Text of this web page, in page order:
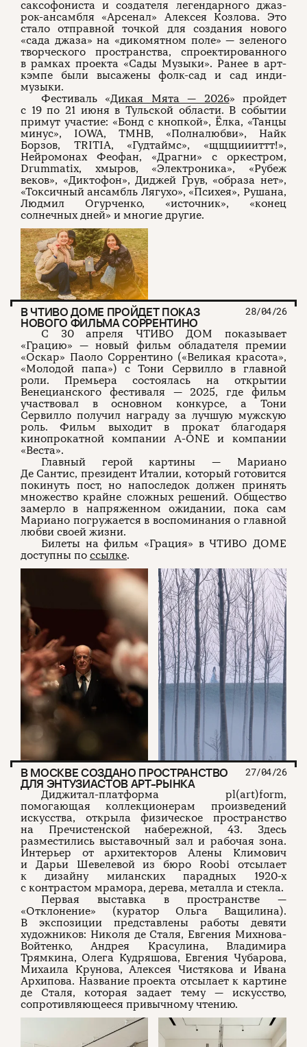
саксофониста и создателя легендарного джаз-
рок-ансамбля «Арсенал» Алексея Козлова. Это
стало отправной точкой для создания нового
«сада джаза» на «дикомятном поле» — зеленого
творческого пространства, спроектированного
в рамках проекта «Сады Музыки». Ранее в арт-
кэмпе были высажены фолк-сад и сад инди-
музыки.
Фестиваль «Дикая Мята — 2026» пройдет
с 19 по 21 июня в Тульской области. В событии
примут участие: «Бонд с кнопкой», Ёлка, «Танцы
минус», IOWA, ТМНВ, «Полналюбви», Найк
Борзов, TRITIA, «Гудтаймс», «щщщиииттт!»,
Нейромонах Феофан, «Драгни» с оркестром,
Drummatix, хмыров, «Электроника», «Рубеж
веков», «Диктофон», Диджей Грув, «образа нет»,
«Токсичный ансамбль Лягухо», «Психея», Рушана,
Людмил Огурченко, «источник», «конец
солнечных дней» и многие другие.
В ЧТИВО ДОМЕ ПРОЙДЕТ ПОКАЗ
НОВОГО ФИЛЬМА СОРРЕНТИНО
28/04/26
С 30 апреля ЧТИВО ДОМ показывает
«Грацию» — новый фильм обладателя премии
«Оскар» Паоло Соррентино («Великая красота»,
«Молодой папа») с Тони Сервилло в главной
роли. Премьера состоялась на открытии
Венецианского фестиваля — 2025, где фильм
участвовал в основном конкурсе, а Тони
Сервилло получил награду за лучшую мужскую
роль. Фильм выходит в прокат благодаря
кинопрокатной компании A-ONE и компании
«Веста».
Главный герой картины — Мариано
Де Сантис, президент Италии, который готовится
покинуть пост, но напоследок должен принять
множество крайне сложных решений. Общество
замерло в напряженном ожидании, пока сам
Мариано погружается в воспоминания о главной
любви своей жизни.
Билеты на фильм «Грация» в ЧТИВО ДОМЕ
доступны по ссылке.
В МОСКВЕ СОЗДАНО ПРОСТРАНСТВО
ДЛЯ ЭНТУЗИАСТОВ АРТ-РЫНКА
27/04/26
Диджитал-платформа pl(art)form,
помогающая коллекционерам произведений
искусства, открыла физическое пространство
на Пречистенской набережной, 43. Здесь
разместились выставочный зал и рабочая зона.
Интерьер от архитекторов Алены Климович
и Дарьи Шевелевой из бюро Roobi отсылает
к дизайну миланских парадных 1920-х
с контрастом мрамора, дерева, металла и стекла.
Первая выставка в пространстве —
«Отклонение» (куратор Ольга Ващилина).
В экспозиции представлены работы девяти
художников: Николя де Сталя, Евгения Михнова-
Войтенко, Андрея Красулина, Владимира
Трямкина, Олега Кудряшова, Евгения Чубарова,
Михаила Крунова, Алексея Чистякова и Ивана
Архипова. Название проекта отсылает к картине
де Сталя, которая задает тему — искусство,
сопротивляющееся привычному чтению.